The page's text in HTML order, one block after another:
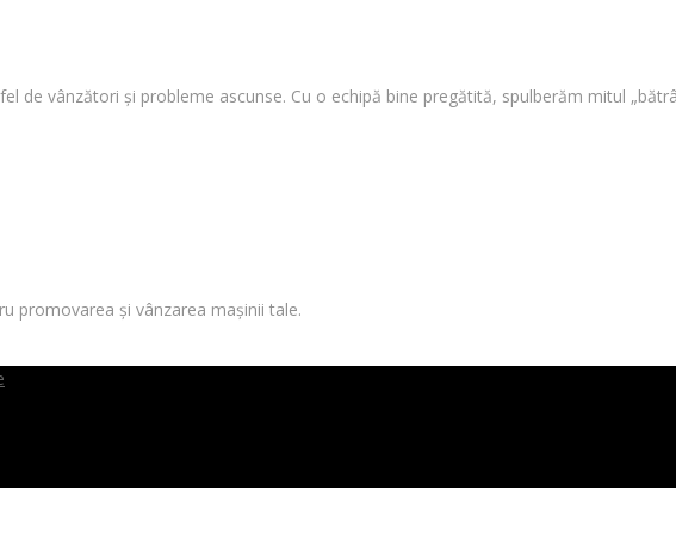
de vânzători și probleme ascunse. Cu o echipă bine pregătită, spulberăm mitul
promovarea și vânzarea mașinii tale.